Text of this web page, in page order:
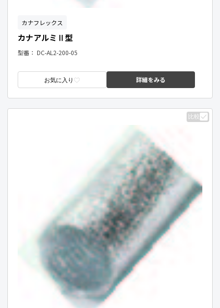
カナフレックス
カナアルミⅡ型
型番： DC-AL2-200-05
お気に入り 詳細をみる
比較